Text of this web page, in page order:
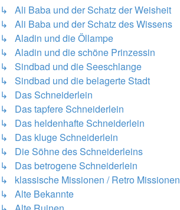
↳ Ali Baba und der Schatz der Weisheit
↳ Ali Baba und der Schatz des Wissens
↳ Aladin und die Öllampe
↳ Aladin und die schöne Prinzessin
↳ Sindbad und die Seeschlange
↳ Sindbad und die belagerte Stadt
↳ Das Schneiderlein
↳ Das tapfere Schneiderlein
↳ Das heldenhafte Schneiderlein
↳ Das kluge Schneiderlein
↳ Die Söhne des Schneiderleins
↳ Das betrogene Schneiderlein
↳ klassische Missionen / Retro Missionen
↳ Alte Bekannte